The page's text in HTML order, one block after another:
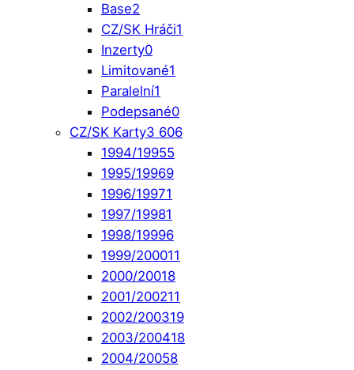
Base2
CZ/SK Hráči1
Inzerty0
Limitované1
Paralelní1
Podepsané0
CZ/SK Karty3 606
1994/19955
1995/19969
1996/19971
1997/19981
1998/19996
1999/200011
2000/20018
2001/200211
2002/200319
2003/200418
2004/20058